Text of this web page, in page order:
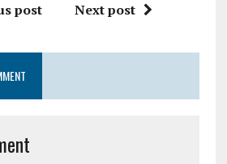
post Next post